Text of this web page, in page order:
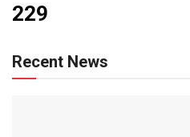
229
Recent News